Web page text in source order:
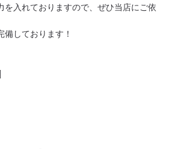
を入れておりますので、ぜひ当店にご依
しております！